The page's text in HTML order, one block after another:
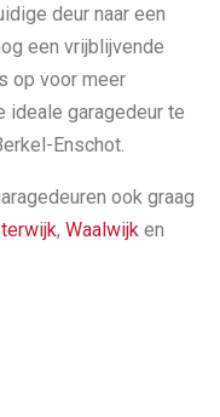
deur naar een
een vrijblijvende
op voor meer
ideale garagedeur te
Enschot.
ook graag
, Waalwijk en